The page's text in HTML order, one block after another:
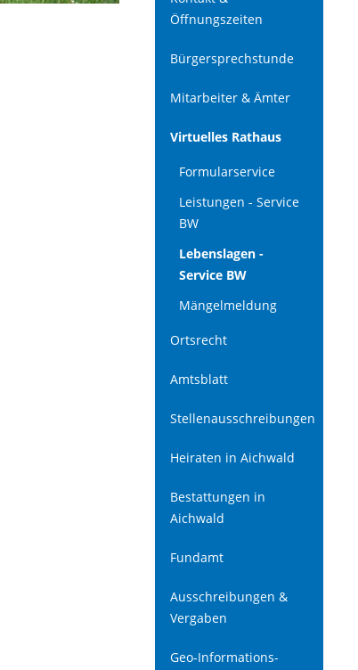
Öffnungszeiten
Bürgersprechstunde
Mitarbeiter & Ämter
Virtuelles Rathaus
Formularservice
Leistungen - Service
BW
Lebenslagen -
Service BW
Mängelmeldung
Ortsrecht
Amtsblatt
Stellenausschreibungen
Heiraten in Aichwald
Bestattungen in
Aichwald
Fundamt
Ausschreibungen &
Vergaben
Geo-Informations-